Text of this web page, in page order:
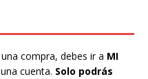
compra, debes ir a MI
cuenta. Solo podrás